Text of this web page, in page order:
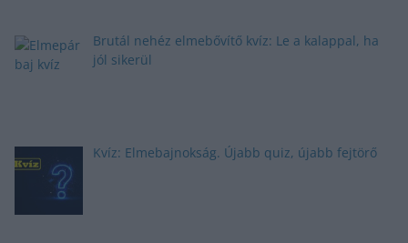
Brutál nehéz elmebővítő kvíz: Le a kalappal, ha
jól sikerül
Kvíz: Elmebajnokság. Újabb quiz, újabb fejtörő